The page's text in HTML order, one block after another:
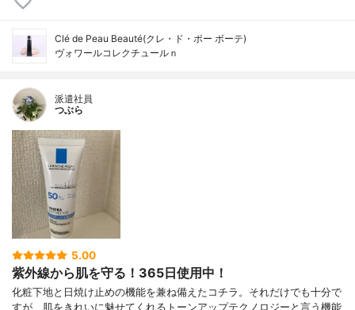
Clé de Peau Beauté(クレ・ド・ポー ボーテ)
ヴォワールコレクチュールｎ
派遣社員
つぶら
5.00
紫外線から肌を守る！365日使用中！
化粧下地と日焼け止めの機能を兼ね備えたコチラ。それだけでも十分で
すが、肌をきれいに魅せてくれるトーンアップテクノロジーと言う機能